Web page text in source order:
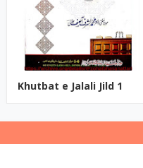
Khutbat e Jalali Jild 1